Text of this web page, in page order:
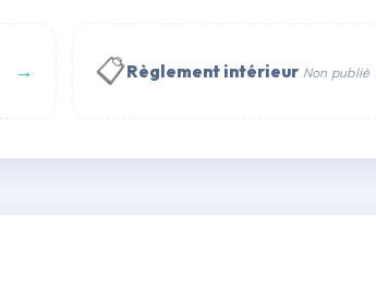
WhatsApp
→ 📋Règlement intérieur Non publié
AD7881667 🇫🇷